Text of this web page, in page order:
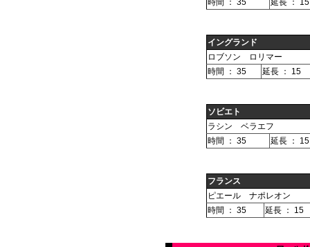
時間 ： 35 延長 ： 15
イングランド
ロブソン ロリマー
時間 ： 35
延長 ： 15
ソビエト
ラシン ベラエフ
時間 ： 35
延長 ： 15
フランス
ピエール ナポレオン
時間 ： 35
延長 ： 15